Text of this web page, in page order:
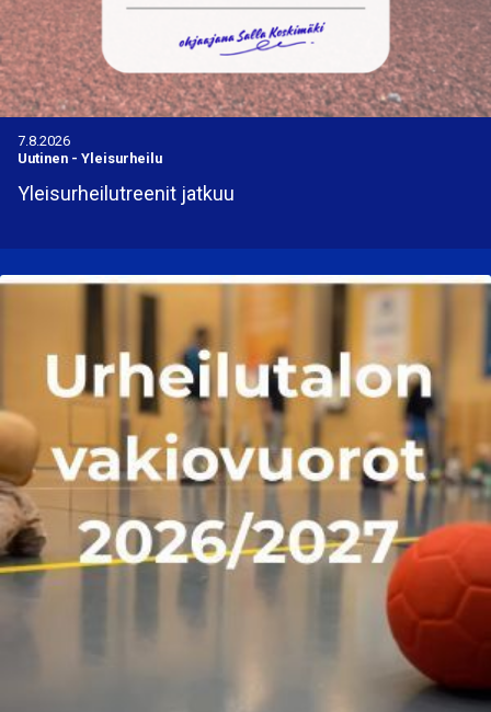
7.8.2026
Uutinen - Yleisurheilu
Yleisurheilutreenit jatkuu